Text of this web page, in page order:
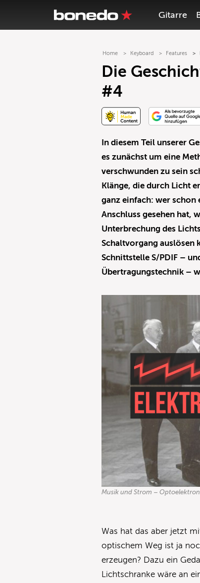
Gitarre
Home Keyboard Features
Die
#4
In diesem Teil unserer
es zunächst um eine
verschwunden zu sein
Klänge, die durch Licht
ganz einfach: wer schon
Anschluss gesehen hat,
Unterbrechung des
Schaltvorgang auslösen
Schnittstelle S/PDIF –
Übertragungstechnik –
Musik und Strom –
Was hat das aber jetzt
optischem Weg ist ja
erzeugen? Dazu ein
Lichtschranke wäre an